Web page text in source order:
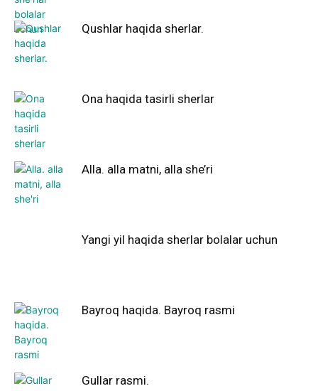
Qushlar haqida sherlar.
Ona haqida tasirli sherlar
Alla. alla matni, alla she’ri
Yangi yil haqida sherlar bolalar uchun
Bayroq haqida. Bayroq rasmi
Gullar rasmi.